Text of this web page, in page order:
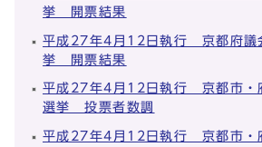
挙 開票結果
平成27年4月12日執行 京都府議
挙 開票結果
平成27年4月12日執行 京都市・
選挙 投票者数調
平成27年4月12日執行 京都市・